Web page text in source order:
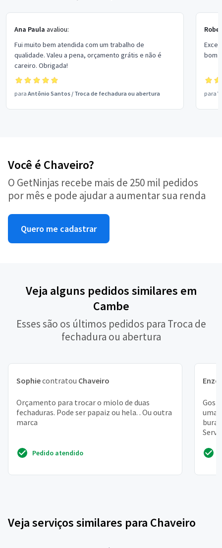
Ana Paula avaliou:
Fui muito bem atendida com um trabalho de
qualidade. Valeu a pena, orçamento grátis e não é
careiro. Obrigada!
para Antônio Santos / Troca de fechadura ou abertura
bom
para
Você é Chaveiro?
O GetNinjas recebe mais de 250 mil pedidos
por mês e pode ajudar a aumentar sua renda
Quero me cadastrar
Veja alguns pedidos similares em
Cambe
Esses são os últimos pedidos para Troca de
fechadura ou abertura
Sophiecontratou Chaveiro
Orçamento para trocar o miolo de duas
fechaduras. Pode ser papaiz ou hela. . Ou outra
marca
Pedido atendido
uma
Veja serviços similares para Chaveiro